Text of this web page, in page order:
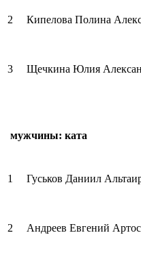
2 Кипелова Полина
3 Щечкина Юлия
мужчины: ката
1 Гуськов Даниил
2 Андреев Евгений